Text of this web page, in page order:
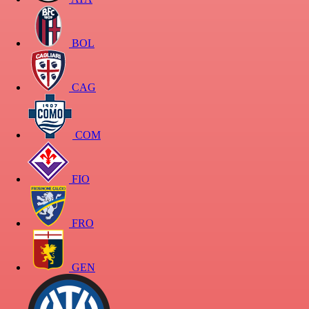
BOL
CAG
COM
FIO
FRO
GEN